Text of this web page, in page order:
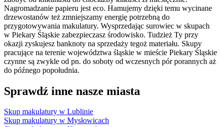
Nagromadzanie papieru jest eco. Hamujemy dzięki temu wycinane
drzewostanów też zmniejszamy energię potrzebną do
przygotowywania makulatury. Wysprzedając surowiec w skupach
w Piekary Śląskie zabezpieczasz środowisko. Tudzież Ty przy
okazji zyskujesz banknoty na sprzedaży tegoż materiału. Skupy
pracujące na terenie województwa śląskie w mieście Piekary Śląskie
czynne są zwykle od pn. do soboty od wczesnych pór porannych aż
do późnego popołudnia.
Sprawdź inne nasze miasta
Skup makulatury w Lublinie
Skup makulatury w Mysłowicach